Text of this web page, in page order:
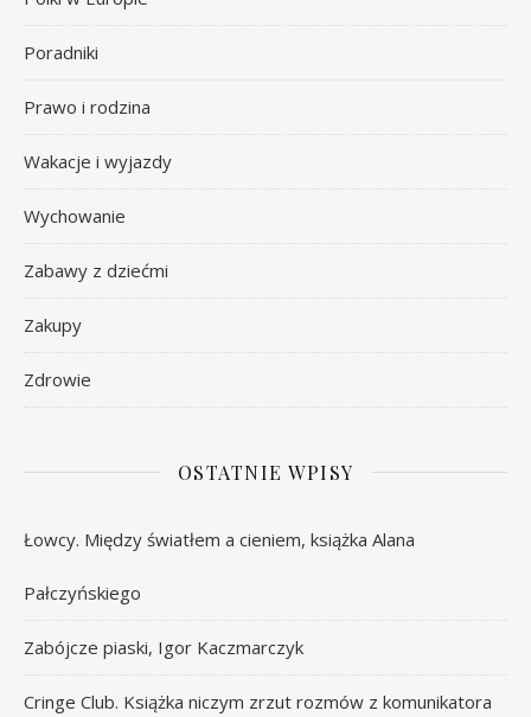
Poradniki
Prawo i rodzina
Wakacje i wyjazdy
Wychowanie
Zabawy z dziećmi
Zakupy
Zdrowie
OSTATNIE WPISY
Łowcy. Między światłem a cieniem, książka Alana
Pałczyńskiego
Zabójcze piaski, Igor Kaczmarczyk
Cringe Club. Książka niczym zrzut rozmów z komunikatora